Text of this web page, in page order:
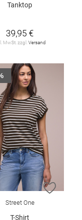
Tanktop
39,95 €
MwSt. zzgl. Versand
HINZUFÜGEN
ZUR
Street One
T-Shirt